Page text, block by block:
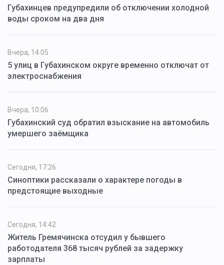
Губахинцев предупредили об отключении холодной
воды сроком на два дня
Вчера, 14:05
5 улиц в Губахинском округе временно отключат от
электроснабжения
Вчера, 10:06
Губахинский суд обратил взыскание на автомобиль
умершего заёмщика
Сегодня, 17:26
Синоптики рассказали о характере погоды в
предстоящие выходные
Сегодня, 14:42
Житель Гремячинска отсудил у бывшего
работодателя 368 тысяч рублей за задержку
зарплаты